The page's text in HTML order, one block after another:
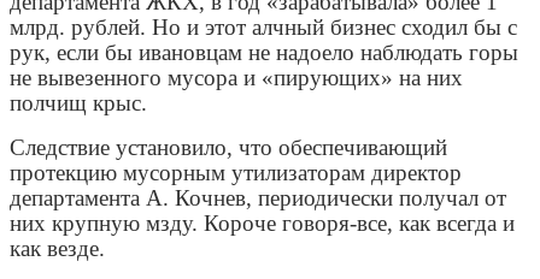
млрд. рублей. Но и этот алчный бизнес сходил бы с
рук, если бы ивановцам не надоело наблюдать горы
не вывезенного мусора и «пирующих» на них
полчищ крыс.
Следствие установило, что обеспечивающий
протекцию мусорным утилизаторам директор
департамента А. Кочнев, периодически получал от
них крупную мзду. Короче говоря-все, как всегда и
как везде.